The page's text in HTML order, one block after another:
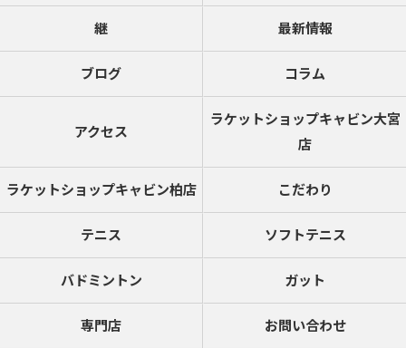
継 最新情報
ブログ コラム
アクセス
ラケットショップキャビン大宮
店
ラケットショップキャビン柏店 こだわり
テニス ソフトテニス
バドミントン ガット
専門店 お問い合わせ